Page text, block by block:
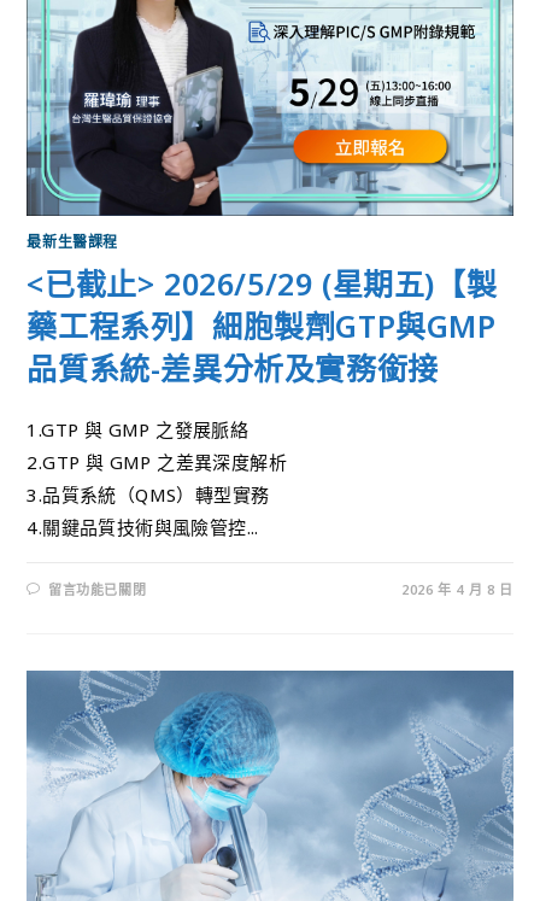
最新生醫課程
<已截止> 2026/5/29 (星期五)【製
藥工程系列】細胞製劑GTP與GMP
品質系統-差異分析及實務銜接
1.GTP 與 GMP 之發展脈絡
2.GTP 與 GMP 之差異深度解析
3.品質系統（QMS）轉型實務
4.關鍵品質技術與風險管控...
留言功能已關閉 2026 年 4 月 8 日